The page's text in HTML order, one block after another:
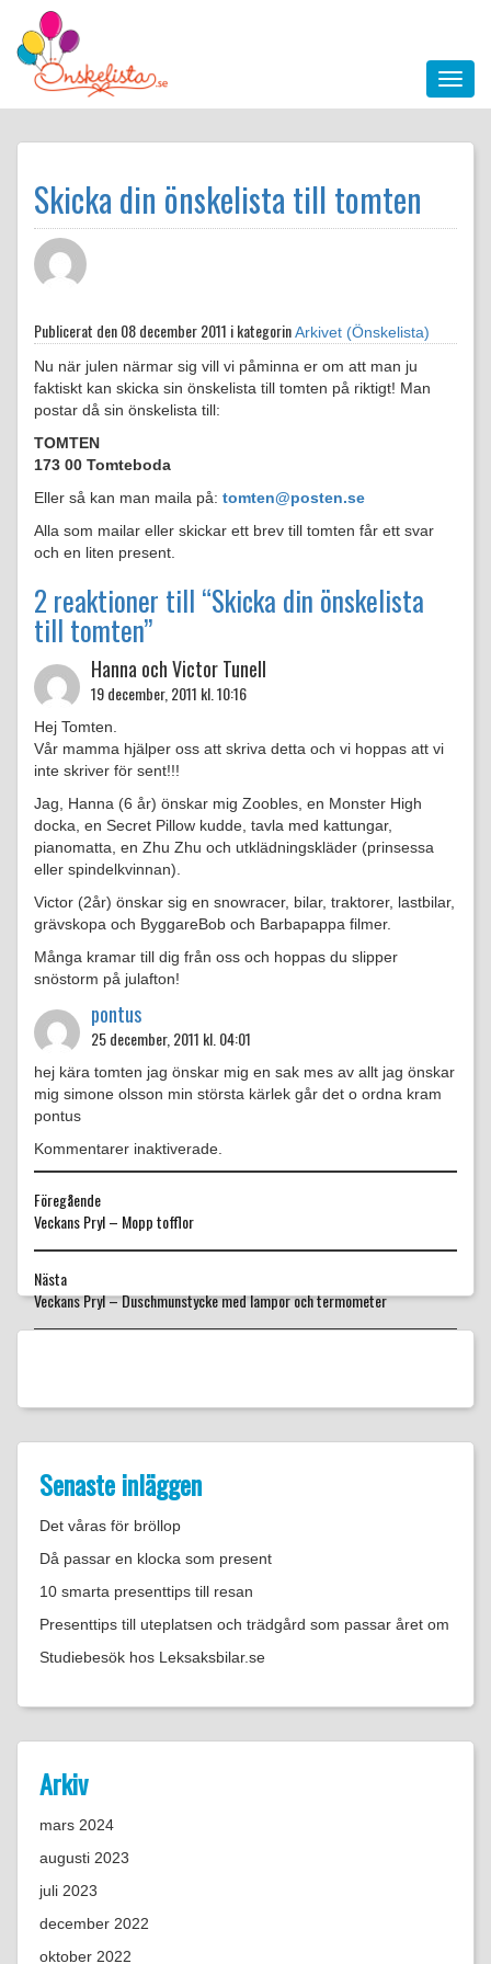
Skicka din önskelista till tomten
Publicerat den08 december 2011 i kategorinArkivet (Önskelista)
Nu när julen närmar sig vill vi påminna er om att man ju
faktiskt kan skicka sin önskelista till tomten på riktigt! Man
postar då sin önskelista till:
TOMTEN
173 00 Tomteboda
Eller så kan man maila på: tomten@posten.se
Alla som mailar eller skickar ett brev till tomten får ett svar
och en liten present.
2 reaktioner till “Skicka din önskelista
till tomten”
Hanna och Victor Tunell
19 december, 2011 kl. 10:16
Hej Tomten.
Vår mamma hjälper oss att skriva detta och vi hoppas att vi
inte skriver för sent!!!
Jag, Hanna (6 år) önskar mig Zoobles, en Monster High
docka, en Secret Pillow kudde, tavla med kattungar,
pianomatta, en Zhu Zhu och utklädningskläder (prinsessa
eller spindelkvinnan).
Victor (2år) önskar sig en snowracer, bilar, traktorer, lastbilar,
grävskopa och ByggareBob och Barbapappa filmer.
Många kramar till dig från oss och hoppas du slipper
snöstorm på julafton!
pontus
25 december, 2011 kl. 04:01
hej kära tomten jag önskar mig en sak mes av allt jag önskar
mig simone olsson min största kärlek går det o ordna kram
pontus
Kommentarer inaktiverade.
Föregående
Föregående
Veckans Pryl – Mopp tofflor
Nästa
Nästa
Veckans Pryl – Duschmunstycke med lampor och termometer
Senaste inläggen
Det våras för bröllop
Då passar en klocka som present
10 smarta presenttips till resan
Presenttips till uteplatsen och trädgård som passar året om
Studiebesök hos Leksaksbilar.se
Arkiv
mars 2024
augusti 2023
juli 2023
december 2022
oktober 2022